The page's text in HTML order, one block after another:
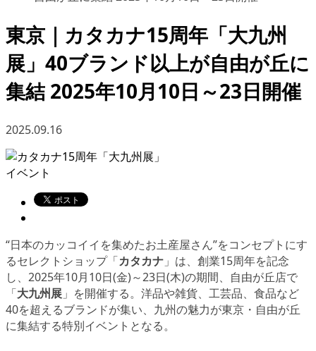
東京｜カタカナ15周年「大九州
展」40ブランド以上が自由が丘に
集結 2025年10月10日～23日開催
2025.09.16
イベント
“日本のカッコイイを集めたお土産屋さん”をコンセプトにす
るセレクトショップ「カタカナ 」は、創業15周年を記念
し、2025年10月10日(金)～23日(木)の期間、自由が丘店で
「大九州展 」を開催する。洋品や雑貨、工芸品、食品など
40を超えるブランドが集い、九州の魅力が東京・自由が丘
に集結する特別イベントとなる。